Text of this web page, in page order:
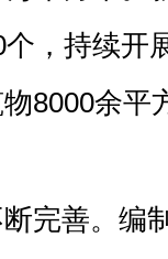
，持续开
8000余平
完善。编